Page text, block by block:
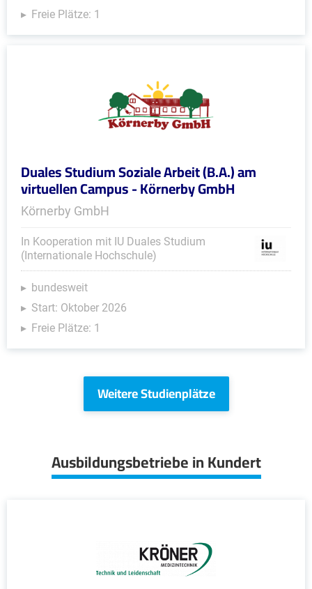
Freie Plätze: 1
Duales Studium Soziale Arbeit (B.A.) am
virtuellen Campus - Körnerby GmbH
Körnerby GmbH
In Kooperation mit IU Duales Studium
(Internationale Hochschule)
bundesweit
Start: Oktober 2026
Freie Plätze: 1
Weitere Studienplätze
Ausbildungsbetriebe in Kundert